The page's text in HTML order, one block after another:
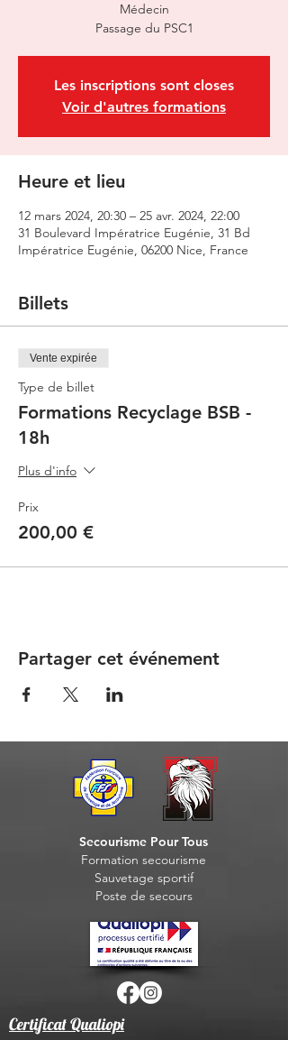
Médecin
Passage du PSC1
Les inscriptions sont closes
Voir d'autres formations
Heure et lieu
12 mars 2024, 20:30 – 25 avr. 2024, 22:00
31 Boulevard Impératrice Eugénie, 31 Bd
Impératrice Eugénie, 06200 Nice, France
Billets
Vente expirée
Type de billet
Formations Recyclage BSB -
18h
Plus d'info
Prix
200,00 €
Partager cet événement
Secourisme Pour Tous
Formation secourisme
Sauvetage sportif
Poste de secours
Certificat Qualiopi